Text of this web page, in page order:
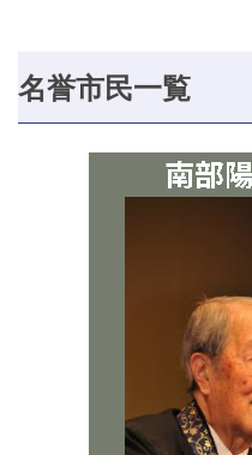
名誉市民一覧